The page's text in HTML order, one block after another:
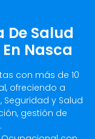
De Salud
Nasca
con más de 10
ofreciendo a
y Salud
gestión de